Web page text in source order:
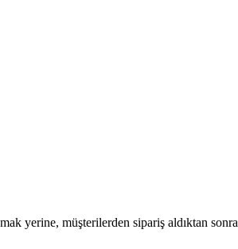
yerine, müşterilerden sipariş aldıktan